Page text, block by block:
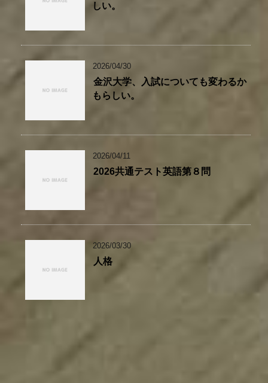
しい。
2026/04/30
金沢大学、入試についても変わるか
もらしい。
2026/04/11
2026共通テスト英語第８問
2026/03/30
人格